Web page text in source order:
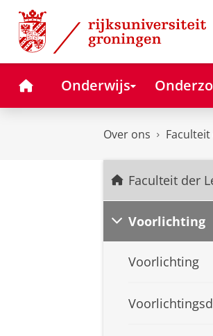
Skip
Content
Skip
Navigation
HomeOnderwijs
Over ons
Faculteit der
Voorlichting
Voorlichting